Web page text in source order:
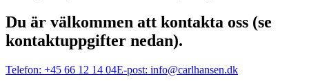
Du är välkommen att kontakta oss (se
kontaktuppgifter nedan).
Telefon: +45 66 12 14 04E-post: info@carlhansen.dk